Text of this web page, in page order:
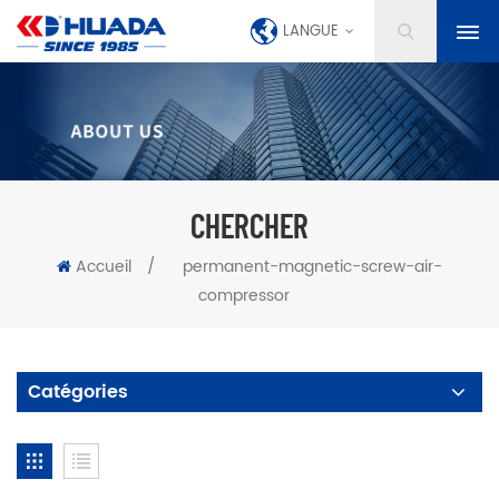
LANGUE
CHERCHER
Accueil /
permanent-magnetic-screw-air-
compressor
Catégories